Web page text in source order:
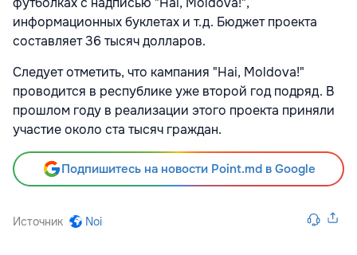
информационных буклетах и т.д. Бюджет проекта
составляет 36 тысяч долларов.
Следует отметить, что кампания "Hai, Moldova!"
проводится в республике уже второй год подряд. В
прошлом году в реализации этого проекта приняли
участие около ста тысяч граждан.
Подпишитесь на новости Point.md в Google
Источник Noi